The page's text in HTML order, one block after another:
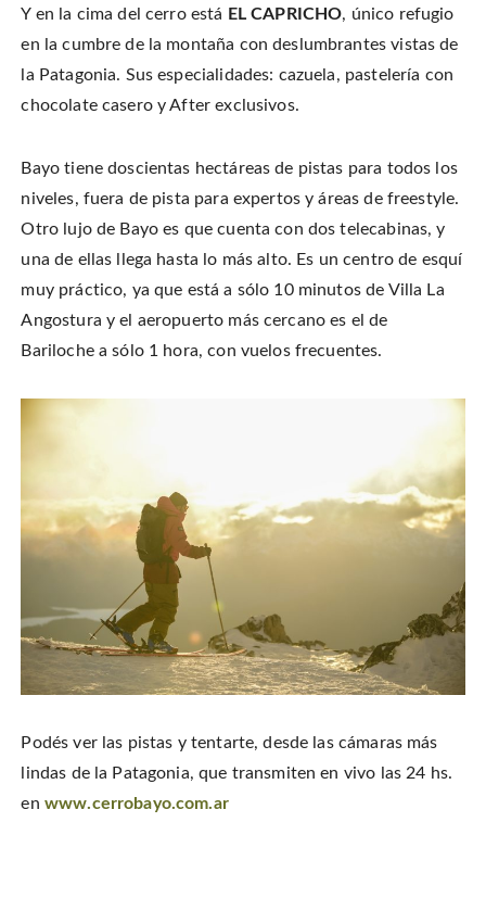
Y en la cima del cerro está EL CAPRICHO, único refugio
en la cumbre de la montaña con deslumbrantes vistas de
la Patagonia. Sus especialidades: cazuela, pastelería con
chocolate casero y After exclusivos.
Bayo tiene doscientas hectáreas de pistas para todos los
niveles, fuera de pista para expertos y áreas de freestyle.
Otro lujo de Bayo es que cuenta con dos telecabinas, y
una de ellas llega hasta lo más alto. Es un centro de esquí
muy práctico, ya que está a sólo 10 minutos de Villa La
Angostura y el aeropuerto más cercano es el de
Bariloche a sólo 1 hora, con vuelos frecuentes.
Podés ver las pistas y tentarte, desde las cámaras más
lindas de la Patagonia, que transmiten en vivo las 24 hs.
en www.cerrobayo.com.ar